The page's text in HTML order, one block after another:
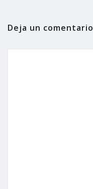
Deja un comentario